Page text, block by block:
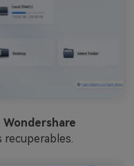
Wondershare
recuperables.